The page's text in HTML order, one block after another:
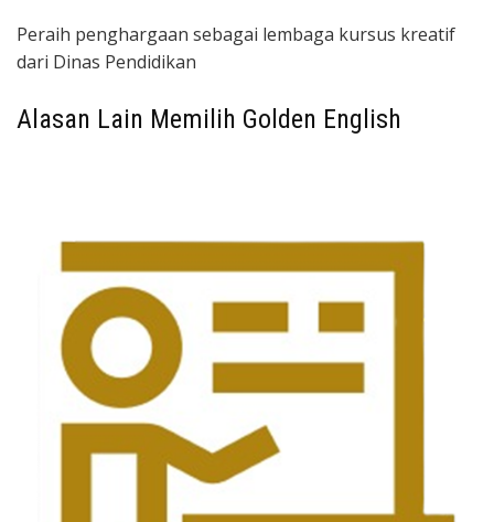
Peraih penghargaan sebagai lembaga kursus kreatif
dari Dinas Pendidikan
Alasan Lain Memilih Golden English